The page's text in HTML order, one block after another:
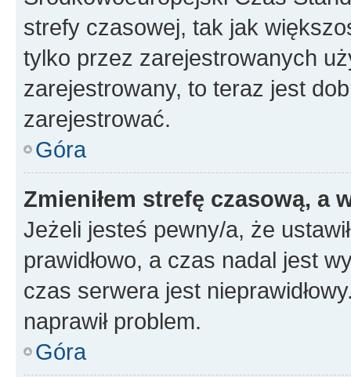
strefy czasowej, tak jak
tylko przez zarejestrowanych
zarejestrowany, to teraz jest
zarejestrować.
Góra
Zmieniłem strefę czasową, a
Jeżeli jesteś pewny/a, że
prawidłowo, a czas nadal jest
czas serwera jest
naprawił problem.
Góra